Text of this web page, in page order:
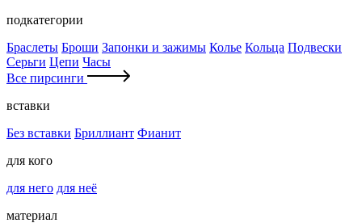
подкатегории
Браслеты Броши Запонки и зажимы Колье Кольца Подвески
Серьги Цепи Часы
Все пирсинги
вставки
Без вставки Бриллиант Фианит
для кого
для него для неё
материал